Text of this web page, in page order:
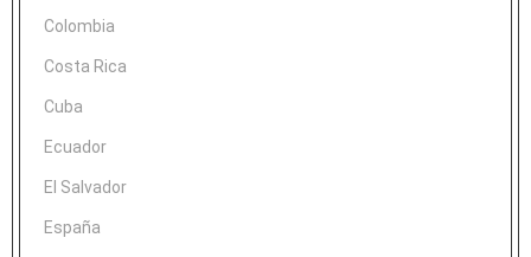
Colombia
Costa Rica
Cuba
Ecuador
El Salvador
España